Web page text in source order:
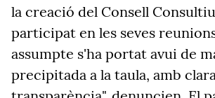
la creació del Consell
participat en les seves
assumpte s'ha portat avui de
precipitada a la taula, amb